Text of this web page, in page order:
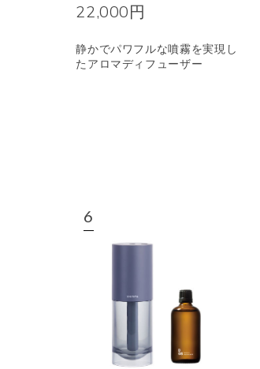
22,000円
静かでパワフルな噴霧を実現し
たアロマディフューザー